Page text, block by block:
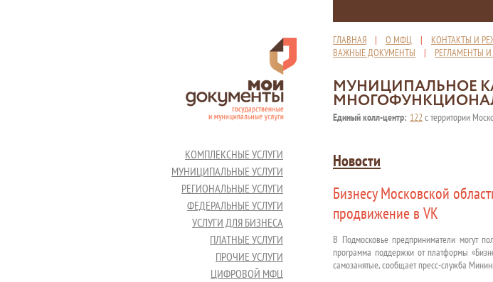
ГЛАВНАЯ | О МФЦ | КОНТАКТЫ И
ВАЖНЫЕ ДОКУМЕНТЫ | РЕГЛАМЕНТЫ
МУНИЦИПАЛЬНОЕ
Единый колл-центр: 122с территории
КОМПЛЕКСНЫЕ УСЛУГИ
МУНИЦИПАЛЬНЫЕ УСЛУГИ
РЕГИОНАЛЬНЫЕ УСЛУГИ
ФЕДЕРАЛЬНЫЕ УСЛУГИ
УСЛУГИ ДЛЯ БИЗНЕСА
ПЛАТНЫЕ УСЛУГИ
ПРОЧИЕ УСЛУГИ
ЦИФРОВОЙ МФЦ
Новости
Бизнесу Московской
продвижение в VK
В Подмосковье предприниматели могут
программа поддержки от платформы
самозанятые, сообщает пресс-служба